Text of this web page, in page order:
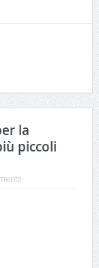
la
piccoli